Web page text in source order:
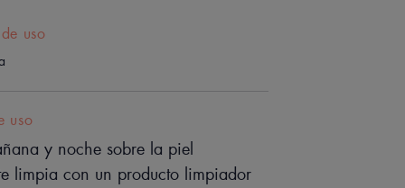
en la experiencia de los
unos resultados rápidos y
uso
uso
y noche sobre la piel
limpia con un producto limpiador